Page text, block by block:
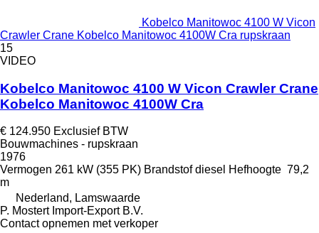
Kobelco Manitowoc 4100 W Vicon
Crawler Crane Kobelco Manitowoc 4100W Cra rupskraan
15
VIDEO
Kobelco Manitowoc 4100 W Vicon Crawler Crane
Kobelco Manitowoc 4100W Cra
€ 124.950 Exclusief BTW
Bouwmachines - rupskraan
1976
Vermogen 261 kW (355 PK) Brandstof diesel Hefhoogte 79,2
m
Nederland, Lamswaarde
P. Mostert Import-Export B.V.
Contact opnemen met verkoper